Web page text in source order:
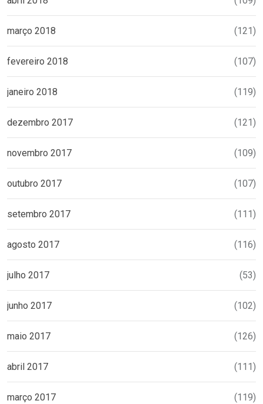
março 2018 (121)
fevereiro 2018 (107)
janeiro 2018 (119)
dezembro 2017 (121)
novembro 2017 (109)
outubro 2017 (107)
setembro 2017 (111)
agosto 2017 (116)
julho 2017 (53)
junho 2017 (102)
maio 2017 (126)
abril 2017 (111)
março 2017 (119)